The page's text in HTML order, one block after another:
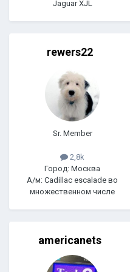
Jaguar XJL
rewers22
Sr. Member
2,8k
Город: Москва
А/м: Cadillac escalade во
множественном числе
americanets